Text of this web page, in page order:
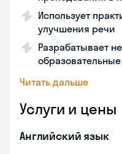
Использует
улучшения речи
Разрабатывает
Читать дальше
Услуги и цены
Английский язык